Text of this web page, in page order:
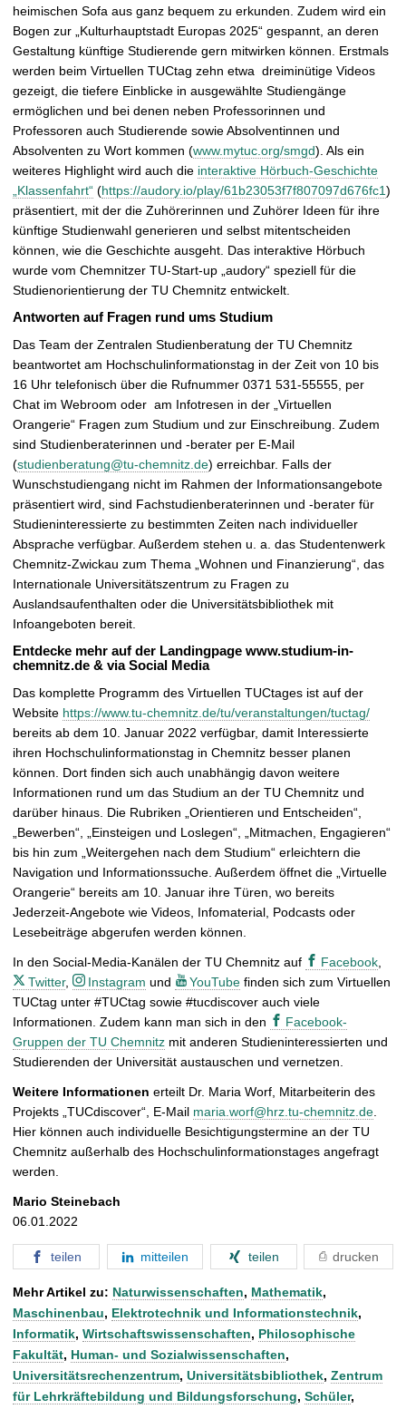
heimischen Sofa aus ganz bequem zu erkunden. Zudem wird ein
Bogen zur „Kulturhauptstadt Europas 2025“ gespannt, an deren
Gestaltung künftige Studierende gern mitwirken können. Erstmals
werden beim Virtuellen TUCtag zehn etwa dreiminütige Videos
gezeigt, die tiefere Einblicke in ausgewählte Studiengänge
ermöglichen und bei denen neben Professorinnen und
Professoren auch Studierende sowie Absolventinnen und
Absolventen zu Wort kommen (www.mytuc.org/smgd). Als ein
weiteres Highlight wird auch die interaktive Hörbuch-Geschichte
„Klassenfahrt“ (https://audory.io/play/61b23053f7f807097d676fc1)
präsentiert, mit der die Zuhörerinnen und Zuhörer Ideen für ihre
künftige Studienwahl generieren und selbst mitentscheiden
können, wie die Geschichte ausgeht. Das interaktive Hörbuch
wurde vom Chemnitzer TU-Start-up „audory“ speziell für die
Studienorientierung der TU Chemnitz entwickelt.
Antworten auf Fragen rund ums Studium
Das Team der Zentralen Studienberatung der TU Chemnitz
beantwortet am Hochschulinformationstag in der Zeit von 10 bis
16 Uhr telefonisch über die Rufnummer 0371 531-55555, per
Chat im Webroom oder am Infotresen in der „Virtuellen
Orangerie“ Fragen zum Studium und zur Einschreibung. Zudem
sind Studienberaterinnen und -berater per E-Mail
(studienberatung@tu-chemnitz.de) erreichbar. Falls der
Wunschstudiengang nicht im Rahmen der Informationsangebote
präsentiert wird, sind Fachstudienberaterinnen und -berater für
Studieninteressierte zu bestimmten Zeiten nach individueller
Absprache verfügbar. Außerdem stehen u. a. das Studentenwerk
Chemnitz-Zwickau zum Thema „Wohnen und Finanzierung“, das
Internationale Universitätszentrum zu Fragen zu
Auslandsaufenthalten oder die Universitätsbibliothek mit
Infoangeboten bereit.
Entdecke mehr auf der Landingpage www.studium-in-
chemnitz.de & via Social Media
Das komplette Programm des Virtuellen TUCtages ist auf der
Website https://www.tu-chemnitz.de/tu/veranstaltungen/tuctag/
bereits ab dem 10. Januar 2022 verfügbar, damit Interessierte
ihren Hochschulinformationstag in Chemnitz besser planen
können. Dort finden sich auch unabhängig davon weitere
Informationen rund um das Studium an der TU Chemnitz und
darüber hinaus. Die Rubriken „Orientieren und Entscheiden“,
„Bewerben“, „Einsteigen und Loslegen“, „Mitmachen, Engagieren“
bis hin zum „Weitergehen nach dem Studium“ erleichtern die
Navigation und Informationssuche. Außerdem öffnet die „Virtuelle
Orangerie“ bereits am 10. Januar ihre Türen, wo bereits
Jederzeit-Angebote wie Videos, Infomaterial, Podcasts oder
Lesebeiträge abgerufen werden können.
In den Social-Media-Kanälen der TU Chemnitz auf Facebook,
Twitter, Instagram und YouTube finden sich zum Virtuellen
TUCtag unter #TUCtag sowie #tucdiscover auch viele
Informationen. Zudem kann man sich in den
Facebook-
Gruppen der TU Chemnitz mit anderen Studieninteressierten und
Studierenden der Universität austauschen und vernetzen.
Weitere Informationen erteilt Dr. Maria Worf, Mitarbeiterin des
Projekts „TUCdiscover“, E-Mail maria.worf@hrz.tu-chemnitz.de.
Hier können auch individuelle Besichtigungstermine an der TU
Chemnitz außerhalb des Hochschulinformationstages angefragt
werden.
Mario Steinebach
06.01.2022
teilen mitteilen teilen drucken
Mehr Artikel zu: Naturwissenschaften, Mathematik,
Maschinenbau, Elektrotechnik und Informationstechnik,
Informatik, Wirtschaftswissenschaften, Philosophische
Fakultät, Human- und Sozialwissenschaften,
Universitätsrechenzentrum, Universitätsbibliothek, Zentrum
für Lehrkräftebildung und Bildungsforschung, Schüler,